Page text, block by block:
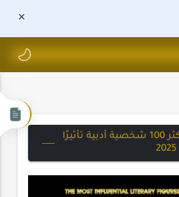
قائمة أكثر 100 شخصية أدبية تأثيرًا